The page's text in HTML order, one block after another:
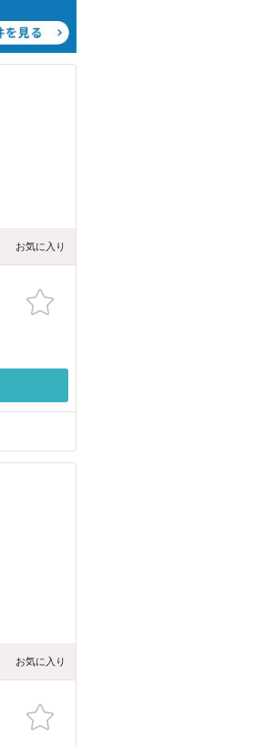
お気に入り
お気に入り